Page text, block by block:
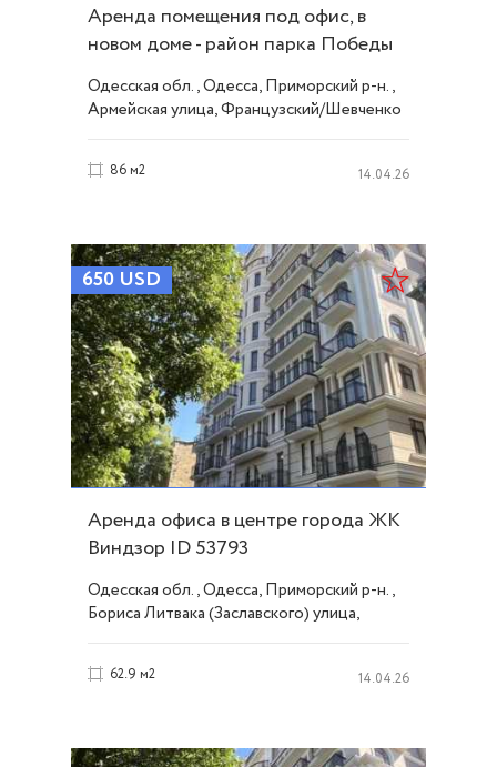
Аренда помещения под офис, в
новом доме - район парка Победы
ID 53790
Одесская обл., Одесса, Приморский р-н.,
Армейская улица, Французский/Шевченко
86 м2 14.04.26
650 USD
Аренда офиса в центре города ЖК
Виндзор ID 53793
Одесская обл., Одесса, Приморский р-н.,
Бориса Литвака (Заславского) улица,
62.9 м2 14.04.26